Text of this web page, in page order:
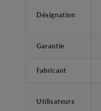
Désignation
Garantie
Fabricant
Utilisateurs